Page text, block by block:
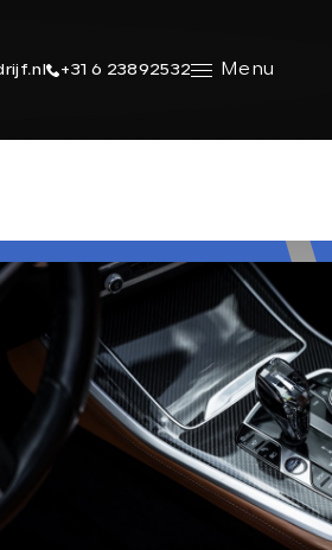
+31 6 23892532 Menu
SHOWROOM
08.00 - 18.00